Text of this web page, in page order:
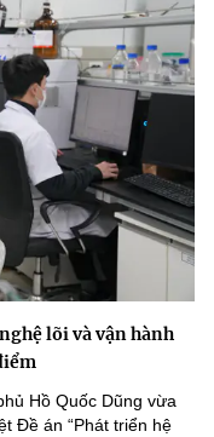
lõi và vận hành
Hồ Quốc Dũng vừa
Đề án “Phát triển hệ